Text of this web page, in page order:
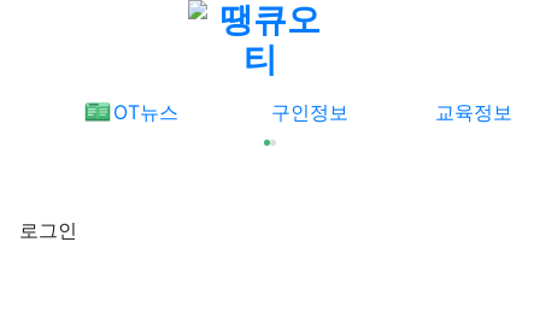
OT뉴스 구인정보 교육정보
로그인